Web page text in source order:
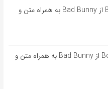
آهنگ اسپانیایی BOKeTE از Bad Bunny به همراه متن و
آهنگ اسپانیایی Booker T از Bad Bunny به همراه متن و